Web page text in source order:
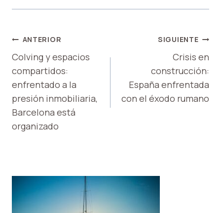
NAVEGACIÓN
DE
ENTRADAS
ANTERIOR
Colving y espacios
compartidos:
enfrentado a la
presión inmobiliaria,
Barcelona está
organizado
SIGUIENTE
Crisis en
construcción:
España enfrentada
con el éxodo rumano